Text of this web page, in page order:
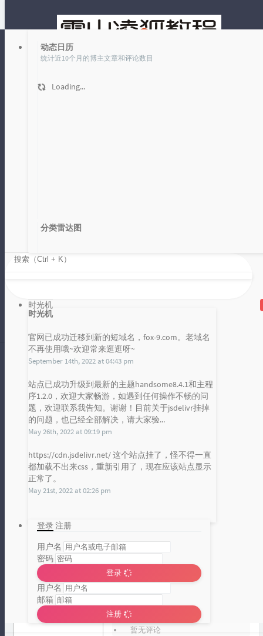
动态日历
统计近10个月的博主文章和评论数目
Loading...
分类雷达图
Loading...
发布统计图
Loading...
时光机
时光机
官网已成功迁移到新的短域名，fox-9.com。老域名
不再使用哦~欢迎常来逛逛呀~
September 14th, 2022 at 04:43 pm
站点已成功升级到最新的主题handsome8.4.1和主程
序1.2.0，欢迎大家畅游，如遇到任何操作不畅的问
题，欢迎联系我告知。谢谢！目前关于jsdelivr挂掉
的问题，也已经全部解决，请大家验...
May 26th, 2022 at 09:19 pm
https://cdn.jsdelivr.net/ 这个站点挂了，怪不得一直
都加载不出来css，重新引用了，现在应该站点显示
正常了。
May 21st, 2022 at 02:26 pm
登录注册
用户名
密码
登录
用户名
邮箱
注册
就是荷兰人 Guido...
雪山凌狐
2017 年 03 月 02 日
主要呢就是跟大家来谈谈这一款强大
的代码编辑器——Atom。Atom 呢是...
你是否经常写自己的小软件需要用到
多合一的 ICO 图标文件呢？如果是作
就...
雪山凌狐
2017 年 03 月 01 日
暂无评论